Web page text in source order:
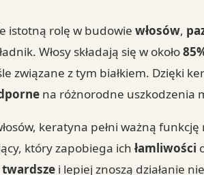
istotną rolę w budowiewłosów,
Włosy składają się w około
związane z tym białkiem. Dzięki
na różnorodne uszkodzenia
keratyna pełni ważną funkcję
który zapobiega ichłamliwości
twardsze i lepiej znoszą działanie